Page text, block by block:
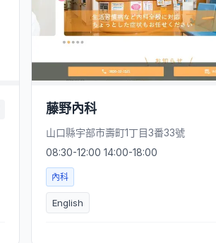
藤野內科
山口縣宇部市壽町1丁目3番33號
08:30-12:00 14:00-18:00
內科
English